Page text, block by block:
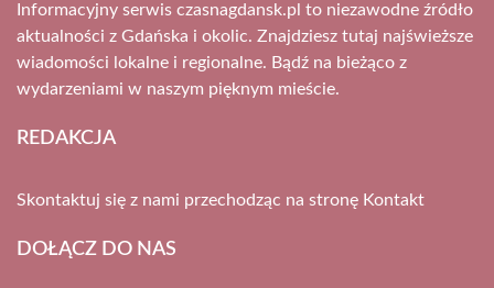
Informacyjny serwis czasnagdansk.pl to niezawodne źródło
aktualności z Gdańska i okolic. Znajdziesz tutaj najświeższe
wiadomości lokalne i regionalne. Bądź na bieżąco z
wydarzeniami w naszym pięknym mieście.
REDAKCJA
Skontaktuj się z nami przechodząc na stronę Kontakt
DOŁĄCZ DO NAS